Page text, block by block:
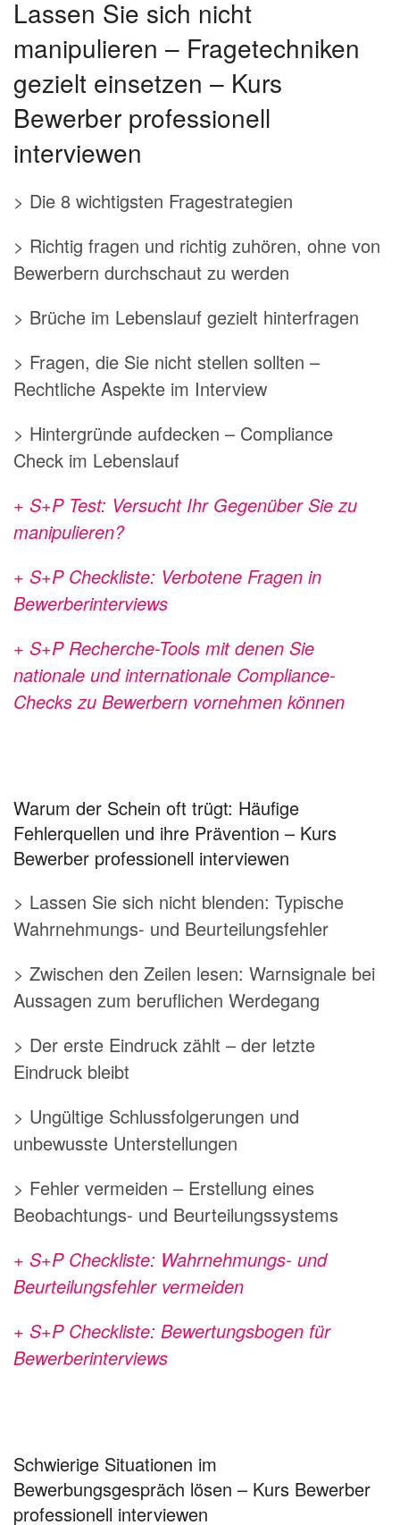
Lassen Sie sich nicht
manipulieren – Fragetechniken
gezielt einsetzen – Kurs
Bewerber professionell
interviewen
> Die 8 wichtigsten Fragestrategien
> Richtig fragen und richtig zuhören, ohne von
Bewerbern durchschaut zu werden
> Brüche im Lebenslauf gezielt hinterfragen
> Fragen, die Sie nicht stellen sollten –
Rechtliche Aspekte im Interview
> Hintergründe aufdecken – Compliance
Check im Lebenslauf
+ S+P Test: Versucht Ihr Gegenüber Sie zu
manipulieren?
+ S+P Checkliste: Verbotene Fragen in
Bewerberinterviews
+ S+P Recherche-Tools mit denen Sie
nationale und internationale Compliance-
Checks zu Bewerbern vornehmen können
Warum der Schein oft trügt: Häufige
Fehlerquellen und ihre Prävention – Kurs
Bewerber professionell interviewen
> Lassen Sie sich nicht blenden: Typische
Wahrnehmungs- und Beurteilungsfehler
> Zwischen den Zeilen lesen: Warnsignale bei
Aussagen zum beruflichen Werdegang
> Der erste Eindruck zählt – der letzte
Eindruck bleibt
> Ungültige Schlussfolgerungen und
unbewusste Unterstellungen
> Fehler vermeiden – Erstellung eines
Beobachtungs- und Beurteilungssystems
+ S+P Checkliste: Wahrnehmungs- und
Beurteilungsfehler vermeiden
+ S+P Checkliste: Bewertungsbogen für
Bewerberinterviews
Schwierige Situationen im
Bewerbungsgespräch lösen – Kurs Bewerber
professionell interviewen